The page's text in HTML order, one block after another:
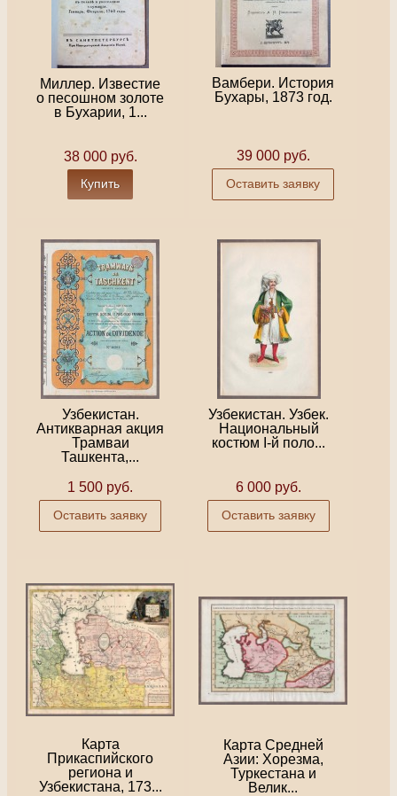
Миллер. Известие
о песошном золоте
в Бухарии, 1...
38 000 руб.
Купить
Вамбери. История
Бухары, 1873 год.
39 000 руб.
Оставить заявку
Узбекистан.
Антикварная акция
Трамваи
Ташкента,...
1 500 руб.
Оставить заявку
Узбекистан. Узбек.
Национальный
костюм I-й поло...
6 000 руб.
Оставить заявку
Карта
Прикаспийского
региона и
Узбекистана, 173...
Карта Средней
Азии: Хорезма,
Туркестана и
Велик...